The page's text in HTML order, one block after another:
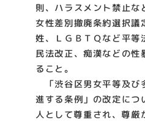
則、ハラスメント禁止な
女性差別撤廃条約選択議
姓、ＬＧＢＴＱなど平等
民法改正、痴漢などの性
ること。
「渋谷区男女平等及び
進する条例」の改定につ
人として尊重され、尊厳